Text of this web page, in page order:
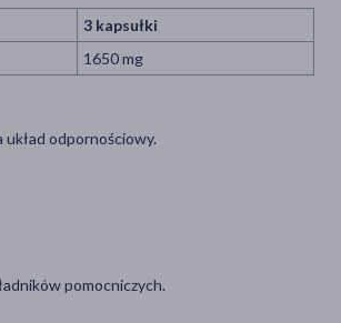
3 kapsułki
1650 mg
odpornościowy.
pomocniczych.